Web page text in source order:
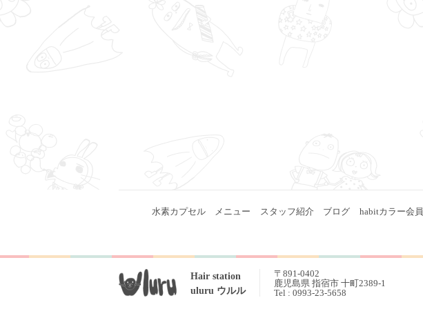
水素カプセル メニュー スタッフ紹介 ブログ habitカラー会員
Hair station
uluru ウルル
〒891-0402
鹿児島県 指宿市 十町2389-1
Tel : 0993-23-5658